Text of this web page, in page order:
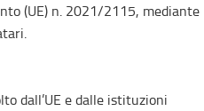
(UE) n. 2021/2115, mediante
dall’UE e dalle istituzioni